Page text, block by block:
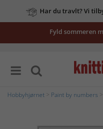
Har du travlt? Vi
Fyld sommeren
Hobbyhjørnet Paint by numbers